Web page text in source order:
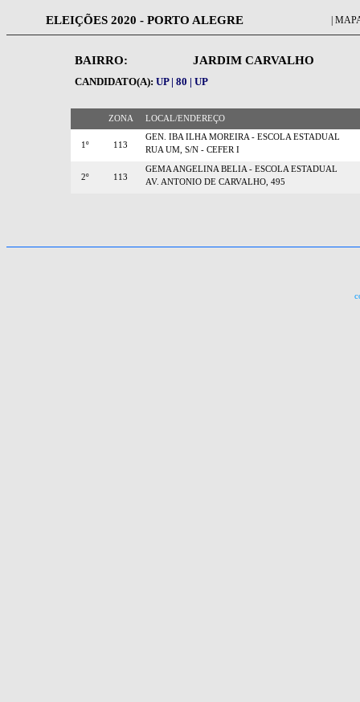
ELEIÇÕES 2020 - PORTO ALEGRE |
BAIRRO: JARDIM CARVALHO
CANDIDATO(A): UP | 80 | UP
ZONA LOCAL/ENDEREÇO
1º 113
GEN. IBA ILHA MOREIRA - ESCOLA ESTADUAL
RUA UM, S/N - CEFER I
2º 113
GEMA ANGELINA BELIA - ESCOLA ESTADUAL
AV. ANTONIO DE CARVALHO, 495